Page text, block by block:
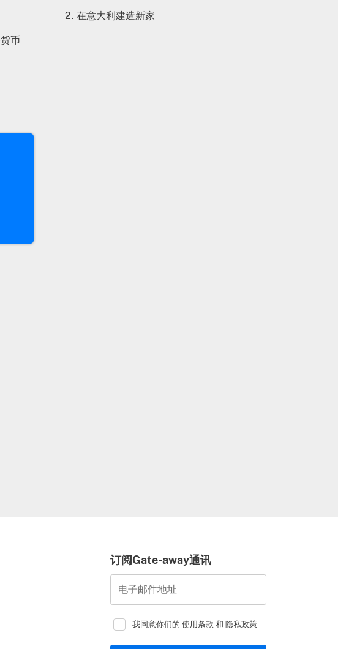
币
在意大利建造新家
订阅Gate-away通讯
电子邮件地址
我同意你们的 使用条款 和 隐私政策